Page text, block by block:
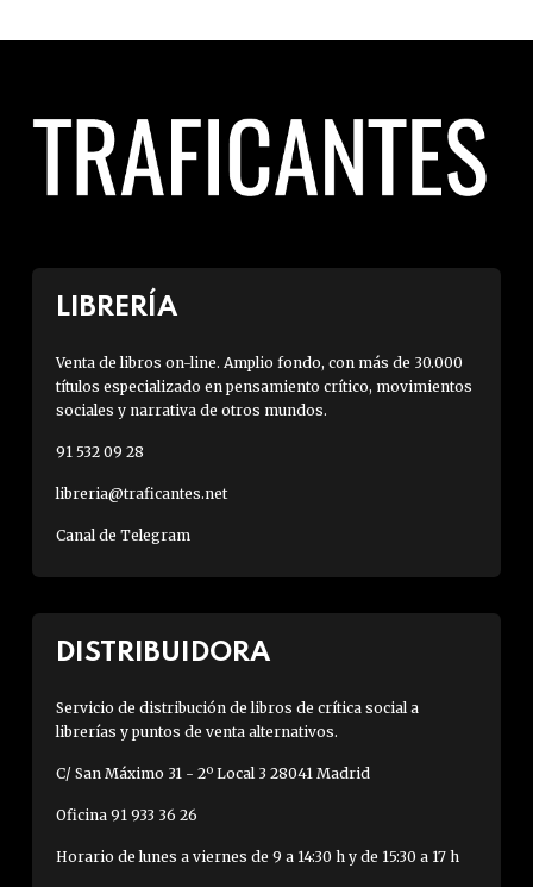
LIBRERÍA
Venta de libros on-line. Amplio fondo, con más de 30.000
títulos especializado en pensamiento crítico, movimientos
sociales y narrativa de otros mundos.
91 532 09 28
libreria@traficantes.net
Canal de Telegram
DISTRIBUIDORA
Servicio de distribución de libros de crítica social a
librerías y puntos de venta alternativos.
C/ San Máximo 31 - 2º Local 3 28041 Madrid
Oficina 91 933 36 26
Horario de lunes a viernes de 9 a 14:30 h y de 15:30 a 17 h